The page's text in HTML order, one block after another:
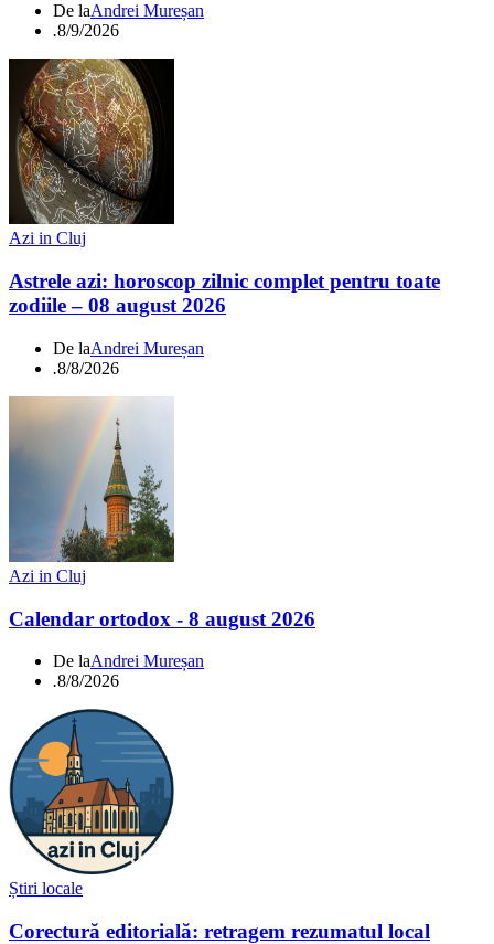
De laAndrei Mureșan
.8/9/2026
Azi in Cluj
Astrele azi: horoscop zilnic complet pentru toate
zodiile – 08 august 2026
De laAndrei Mureșan
.8/8/2026
Azi in Cluj
Calendar ortodox - 8 august 2026
De laAndrei Mureșan
.8/8/2026
Știri locale
Corectură editorială: retragem rezumatul local